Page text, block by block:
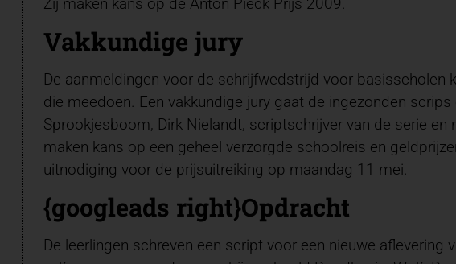
Vakkundige jury
De aanmeldingen voor de schrijfwedstrijd voor basisscholen
die meedoen. Een vakkundige jury gaat de ingezonden
Sprookjesboom, Dirk Nielandt, scriptschrijver van de serie
maken kans op een geheel verzorgde schoolreis en
uitnodiging voor de prijsuitreiking op maandag 11 mei.
{googleads right}Opdracht
De leerlingen schreven een script voor een nieuwe